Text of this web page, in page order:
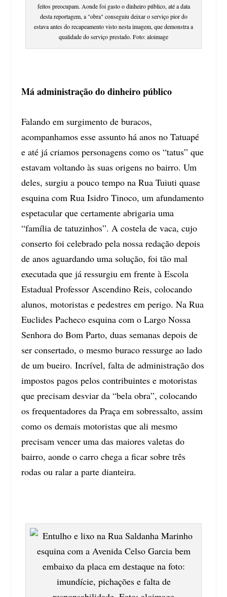
feitos preocupam. Aonde foi gasto o dinheiro público, até a data
desta reportagem, a "obra" conseguiu deixar o serviço pior do
estava antes do recapeamento visto nesta imagem, que demonstra a
qualidade do serviço prestado. Foto: aloimage
Má administração do dinheiro público
Falando em surgimento de buracos,
acompanhamos esse assunto há anos no Tatuapé
e até já criamos personagens como os“tatus” que
estavam voltando às suas origens no bairro. Um
deles, surgiu a pouco tempo na Rua Tuiuti quase
esquina com Rua Isidro Tinoco, um afundamento
espetacular que certamente abrigaria uma
“família de tatuzinhos”. Acostela de vaca, cujo
conserto foi celebrado pela nossa redação depois
de anos aguardando uma solução, foi tão mal
executada que já ressurgiu em frente à Escola
Estadual Professor Ascendino Reis, colocando
alunos, motoristas e pedestres em perigo. NaRua
Euclides Pacheco esquina com o Largo Nossa
Senhora do Bom Parto, duas semanas depois de
ser consertado, o mesmo buraco ressurge ao lado
de um bueiro. Incrível, falta de administração dos
impostos pagos pelos contribuintes e motoristas
que precisam desviar da “bela obra”, colocando
os frequentadores da Praça em sobressalto, assim
como os demais motoristas que ali mesmo
precisam vencer uma das maiores valetas do
bairro, aonde o carro chega a ficar sobre três
rodas ou ralar a parte dianteira.